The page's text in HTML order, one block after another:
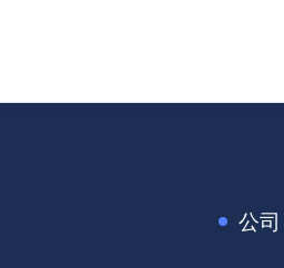
公司